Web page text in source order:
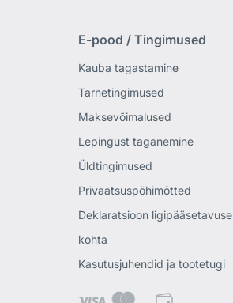
E-pood / Tingimused
Kauba tagastamine
Tarnetingimused
Maksevõimalused
Lepingust taganemine
Üldtingimused
Privaatsuspõhimõtted
Deklaratsioon ligipääsetavuse
kohta
Kasutusjuhendid ja tootetugi